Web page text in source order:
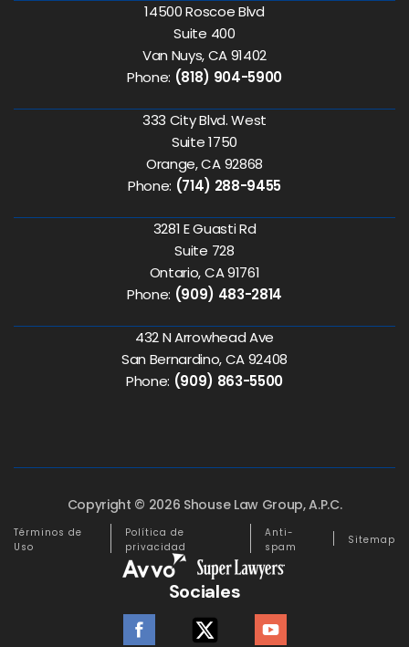
14500 Roscoe Blvd
Suite 400
Van Nuys, CA 91402
Phone: (818) 904-5900
333 City Blvd. West
Suite 1750
Orange, CA 92868
Phone: (714) 288-9455
3281 E Guasti Rd
Suite 728
Ontario, CA 91761
Phone: (909) 483-2814
432 N Arrowhead Ave
San Bernardino, CA 92408
Phone: (909) 863-5500
Copyright © 2026 Shouse Law Group, A.P.C.
Términos de
Uso
Política de
privacidad
Anti-
spam
Sitemap
Sociales
facebook twitter youtube